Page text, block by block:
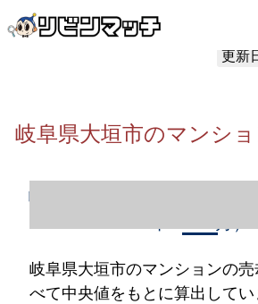
更新
岐阜県大垣市のマンシ
岐阜県大垣市のマンション
岐阜県大垣市のマンションの
べて中央値をもとに算出してい